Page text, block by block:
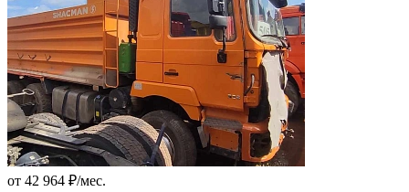
от 42 964 ₽/мес.